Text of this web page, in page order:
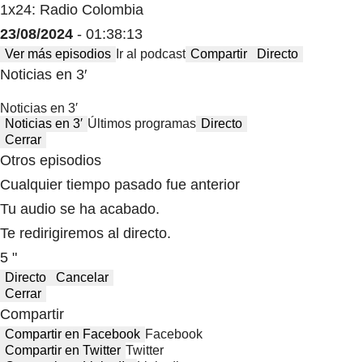
1x24: Radio Colombia
23/08/2024 - 01:38:13
Ver más episodios Ir al podcast Compartir Directo
Noticias en 3′
Noticias en 3′
Noticias en 3′ Últimos programas Directo
Cerrar
Otros episodios
Cualquier tiempo pasado fue anterior
Tu audio se ha acabado.
Te redirigiremos al directo.
5 "
Directo
Cancelar
Cerrar
Compartir
Compartir en Facebook Facebook
Compartir en Twitter Twitter